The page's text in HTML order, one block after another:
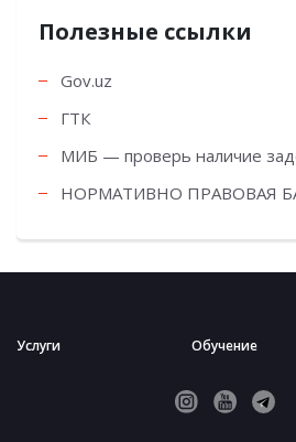
Полезные ссылки
Gov.uz
ГТК
МИБ — проверь наличие
НОРМАТИВНО ПРАВОВАЯ
Услуги Обучение